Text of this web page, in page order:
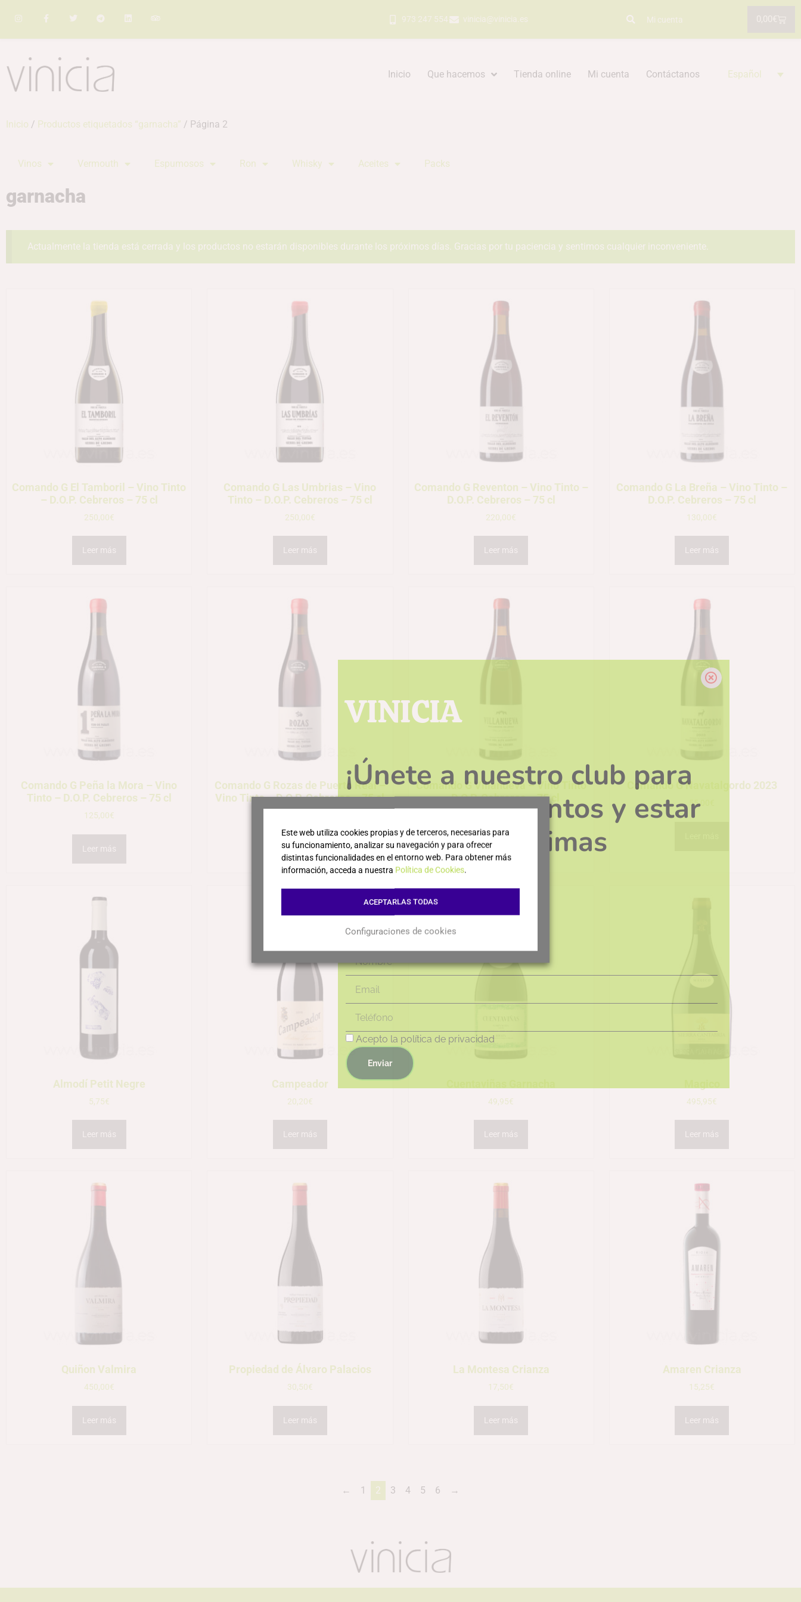
973 247 554 vinicia@vinicia.es Mi cuenta
Inicio Que hacemos Tienda online Mi cuenta Contáctanos Español
Inicio / Productos etiquetados “garnacha” / Página 2
Vinos Vermouth Espumosos Ron Whisky Aceites Packs
garnacha
Actualmente la tienda está cerrada y los productos no estarán disponibles durante los próximos días. Gracias por tu paciencia y sentimos cualquier inconveniente.
Comando G El Tamboril – Vino Tinto
– D.O.P. Cebreros – 75 cl
250,00€
Leer más
Comando G Las Umbrias – Vino
Tinto – D.O.P. Cebreros – 75 cl
250,00€
Leer más
Comando G Reventon – Vino Tinto –
D.O.P. Cebreros – 75 cl
220,00€
Leer más
Comando G La Breña – Vino Tinto –
D.O.P. Cebreros – 75 cl
130,00€
Leer más
Comando G Peña la Mora – Vino
Tinto – D.O.P. Cebreros – 75 cl
125,00€
Leer más
Comando G Rozas de Puerto Real –
Vino Tinto – D.O.P. Cebreros – 75 cl
Leer más
Comando G Villanueva – Vino Tinto
– D.O.P. Cebreros – 75 cl
Leer más
Comando G Navatalgordo 2023
55,00
Almodí Petit Negre
5,75€
Leer más
Campeador
20,20€
Leer más
49,95€
Leer más
495,95€
Leer más
Quiñon Valmira
450,00€
Leer más
Propiedad de Álvaro Palacios
30,50€
Leer más
La Montesa Crianza
17,50€
Leer más
Amaren Crianza
15,25€
Leer más
← 1 2 3 4 5 6 →
Este web utiliza cookies propias y de terceros, necesarias para
su funcionamiento, analizar su navegación y para ofrecer
distintas funcionalidades en el entorno web. Para obtener más
información, acceda a nuestra Política de Cookies.
ACEPTARLAS TODAS
Configuraciones de cookies
VINICIA
¡Únete a nuestro club para
obtener descuentos y estar
al día de las últimas
novedades!
Acepto la política de privacidad
Enviar